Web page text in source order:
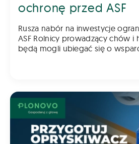
ochronę przed ASF
Rusza nabór na inwestycje
ASF Rolnicy prowadzący chów i hodowlę świń
będą mogli ubiegać się o
gospodarstwa. Pomoc ma na